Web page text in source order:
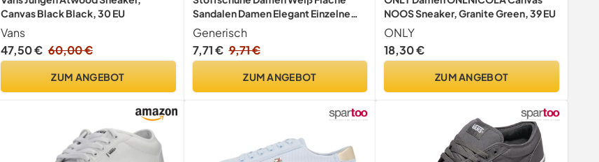
Canvas Black Black, 30 EU
Vans
47,50 € 60,00 €
ZUM ANGEBOT
Sandalen Damen Elegant Einzelne
Schuhe Minimalistische Lässige-
Schuhe Verschleißfest
Bequemschuhe Solid Color
Arbeitsschuhe Flacher Mund
Generisch
7,71 € 9,71 €
ZUM ANGEBOT
NOOS Sneaker, Granite Green, 39 EU
ONLY
18,30 €
ZUM ANGEBOT